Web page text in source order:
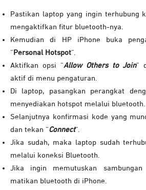
Pastikan laptop yang ingin terhubung
mengaktifkan fitur bluetooth-nya.
Kemudian di HP iPhone buka
“ Personal Hotspot“.
Aktifkan opsi “Allow Others to Join”
aktif di menu pengaturan.
Di laptop, pasangkan perangkat
menyediakan hotspot melalui bluetooth.
Selanjutnya konfirmasi kode yang
dan tekan “Connect“.
Jika sudah, maka laptop sudah
melalui koneksi Bluetooth.
Jika ingin memutuskan
matikan bluetooth di iPhone.